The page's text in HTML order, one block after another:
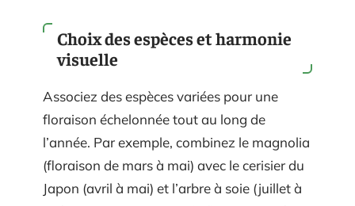
Choix des espèces et harmonie
visuelle
Associez des espèces variées pour une
floraison échelonnée tout au long de
l’année. Par exemple, combinez le magnolia
(floraison de mars à mai) avec le cerisier du
Japon (avril à mai) et l’arbre à soie (juillet à